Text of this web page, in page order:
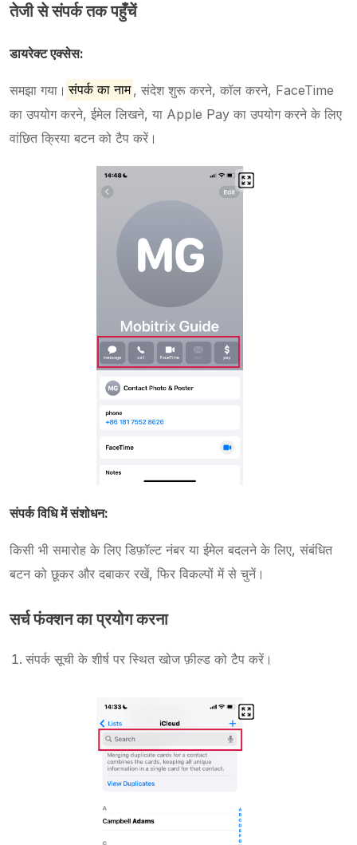
तेजी से संपर्क तक पहुँचें
डायरेक्ट एक्सेस:
समझा गया। संपर्क का नाम, संदेश शुरू करने, कॉल करने, FaceTime
का उपयोग करने, ईमेल लिखने, या Apple Pay का उपयोग करने के लिए
वांछित क्रिया बटन को टैप करें।
संपर्क विधि में संशोधन:
किसी भी समारोह के लिए डिफ़ॉल्ट नंबर या ईमेल बदलने के लिए, संबंधित
बटन को छूकर और दबाकर रखें, फिर विकल्पों में से चुनें।
सर्च फंक्शन का प्रयोग करना
संपर्क सूची के शीर्ष पर स्थित खोज फ़ील्ड को टैप करें।